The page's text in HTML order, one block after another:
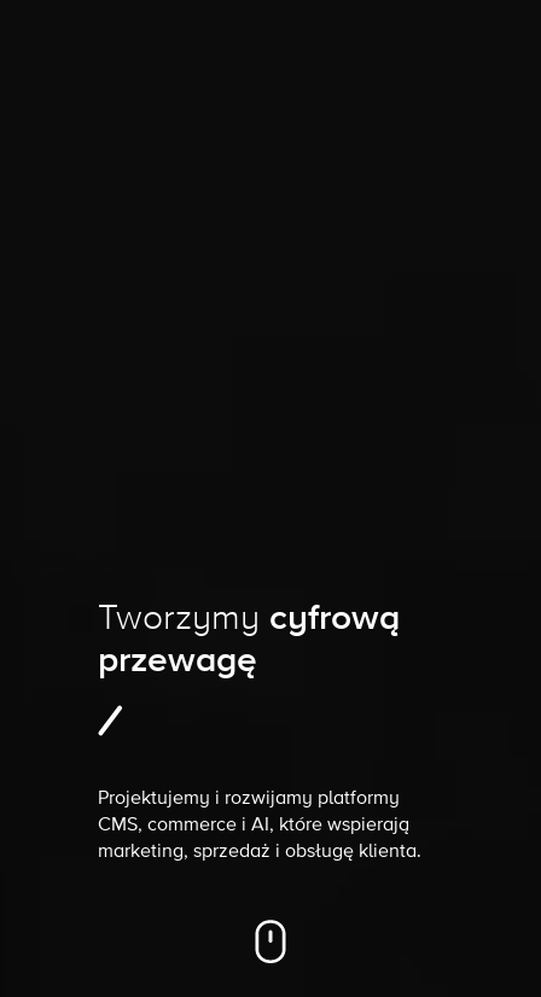
Tworzymy cyfrową
przewagę
Projektujemy i rozwijamy platformy
CMS, commerce i AI, które wspierają
marketing, sprzedaż i obsługę klienta.